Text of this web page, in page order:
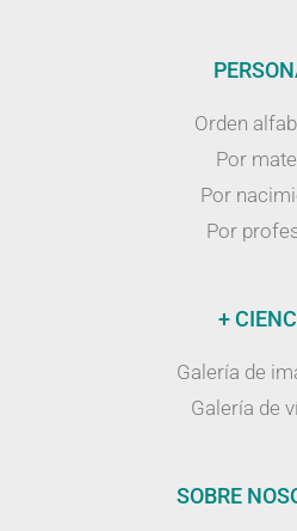
Orden
Por
Por
Por
+
Galería de
Galería de
SOBRE